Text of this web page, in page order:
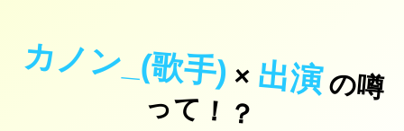
カノン_(歌手) × 出演の
噂
っ
て
！
？